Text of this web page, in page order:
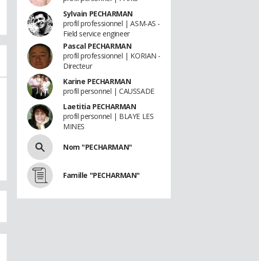
Sylvain PECHARMAN
profil professionnel | ASM-AS -
Field service engineer
Pascal PECHARMAN
profil professionnel | KORIAN -
Directeur
Karine PECHARMAN
profil personnel | CAUSSADE
Laetitia PECHARMAN
profil personnel | BLAYE LES
MINES
Nom "PECHARMAN"
Famille "PECHARMAN"